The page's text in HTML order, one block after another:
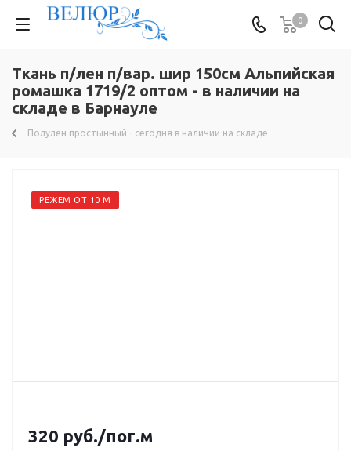
0
Ткань п/лен п/вар. шир 150см Альпийская
ромашка 1719/2 оптом - в наличии на
складе в Барнауле
Полулен простынный - сегодня в наличии на складе
РЕЖЕМ ОТ 10 М
320 руб./пог.м